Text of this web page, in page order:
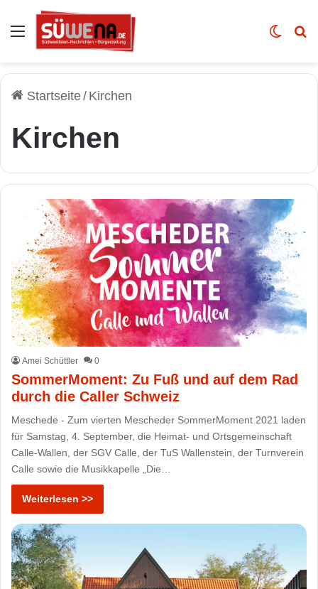
Auswahl Skin
Startseite/ Kirchen
Kirchen
Amei Schüttler 0
SommerMoment: Zu Fuß und auf dem Rad
durch die Caller Schweiz
Meschede - Zum vierten Mescheder SommerMoment 2021 laden
für Samstag, 4. September, die Heimat- und Ortsgemeinschaft
Calle-Wallen, der SGV Calle, der TuS Wallenstein, der Turnverein
Calle sowie die Musikkapelle „Die…
Weiterlesen >>